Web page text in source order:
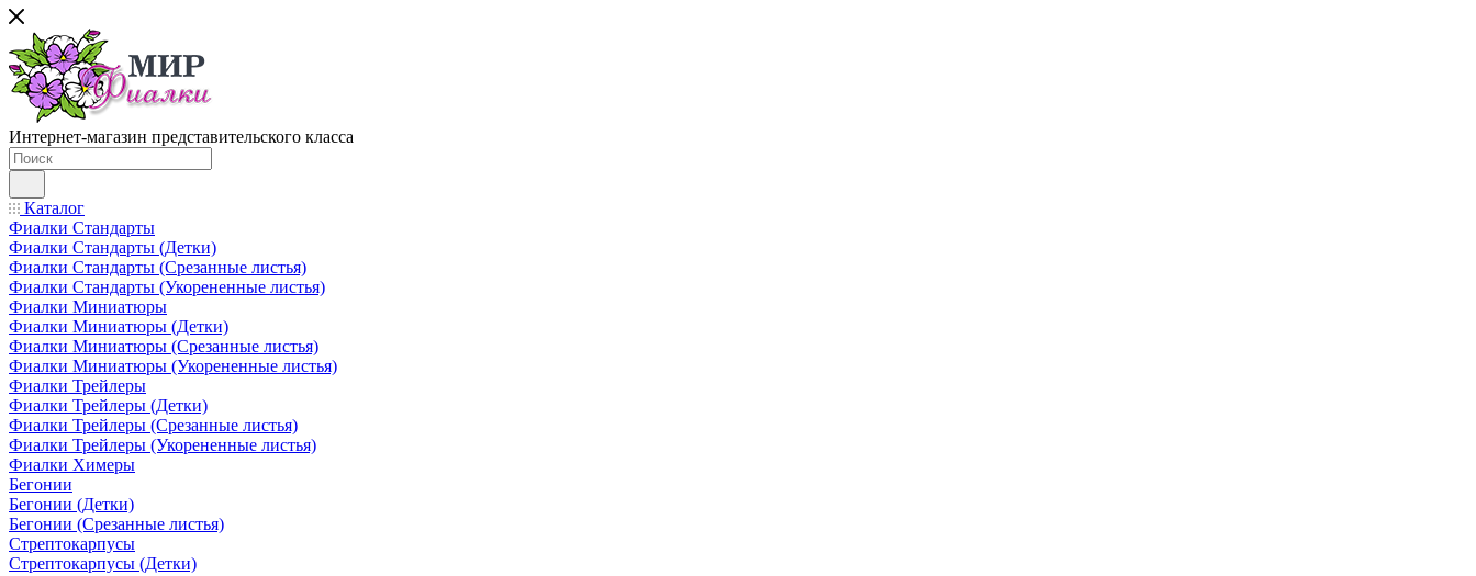
Интернет-магазин представительского класса
Каталог
Фиалки Стандарты
Фиалки Стандарты (Детки)
Фиалки Стандарты (Срезанные листья)
Фиалки Стандарты (Укорененные листья)
Фиалки Миниатюры
Фиалки Миниатюры (Детки)
Фиалки Миниатюры (Срезанные листья)
Фиалки Миниатюры (Укорененные листья)
Фиалки Трейлеры
Фиалки Трейлеры (Детки)
Фиалки Трейлеры (Срезанные листья)
Фиалки Трейлеры (Укорененные листья)
Фиалки Химеры
Бегонии
Бегонии (Детки)
Бегонии (Срезанные листья)
Стрептокарпусы
Стрептокарпусы (Детки)